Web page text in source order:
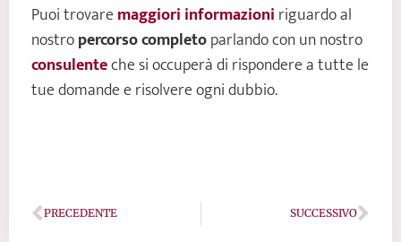
Puoi trovare maggiori informazioni riguardo al
nostropercorso completoparlando con un nostro
consulenteche si occuperà di rispondere a tutte le
tue domande e risolvere ogni dubbio.
PRECEDENTE SUCCESSIVO